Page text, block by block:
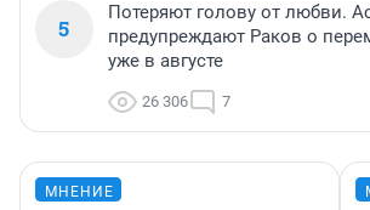
5
Потеряют голову от любви.
предупреждают Раков о
уже в августе
26 306 7
МНЕНИЕ